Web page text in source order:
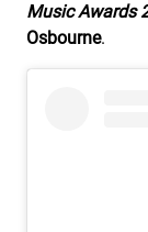
Video
Foto
Music Awards
Osbourne.